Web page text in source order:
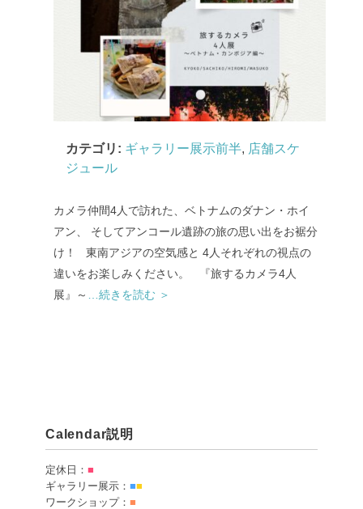
カテゴリ: ギャラリー展示前半, 店舗スケ
ジュール
カメラ仲間4人で訪れた、ベトナムのダナン・ホイ
アン、 そしてアンコール遺跡の旅の思い出をお裾分
け！ 東南アジアの空気感と 4人それぞれの視点の
違いをお楽しみください。 『旅するカメラ4人
展』～
…続きを読む ＞
Calendar説明
定休日： ■
ギャラリー展示： ■■
ワークショップ： ■